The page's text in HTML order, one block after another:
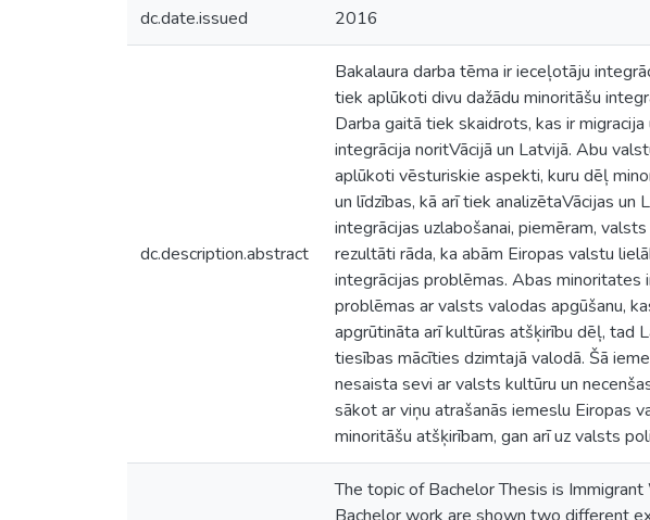
dc.date.issued 2016
dc.description.abstract
Bakalaura darba tēma ir ieceļotāju
tiek aplūkoti divu dažādu minoritāšu
Darba gaitā tiek skaidrots, kas ir migracija
integrācija noritVācijā un Latvijā. Abu
aplūkoti vēsturiskie aspekti, kuru dēļ
un līdzības, kā arī tiek analizētaVācijas
integrācijas uzlabošanai, piemēram,
rezultāti rāda, ka abām Eiropas valstu
integrācijas problēmas. Abas minoritates
problēmas ar valsts valodas apgūšanu,
apgrūtināta arī kultūras atšķirību dēļ, tad
tiesības mācīties dzimtajā valodā. Šā
nesaista sevi ar valsts kultūru un
sākot ar viņu atrašanās iemeslu Eiropas
minoritāšu atšķirībam, gan arī uz valsts
The topic of Bachelor Thesis is